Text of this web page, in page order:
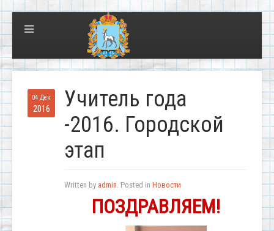
04 Дек
2016
Учитель года
-2016. Городской
этап
Written by admin. Posted in Новости
ПОЗДРАВЛЯЕМ!